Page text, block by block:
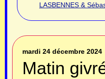
LASBENNES &
mardi 24 décembre 2024
Matin